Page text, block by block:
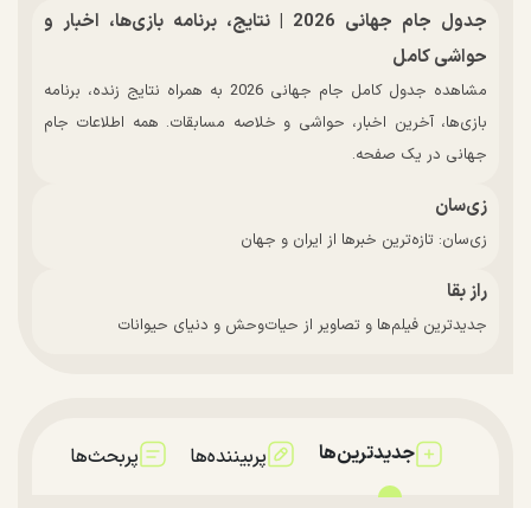
جدول جام جهانی 2026 | نتایج، برنامه بازی‌ها، اخبار و
حواشی کامل
مشاهده جدول کامل جام جهانی 2026 به همراه نتایج زنده، برنامه
بازی‌ها، آخرین اخبار، حواشی و خلاصه مسابقات. همه اطلاعات جام
جهانی در یک صفحه.
زی‌سان
زی‌سان: تازه‌ترین خبرها از ایران و جهان
راز بقا
جدیدترین فیلم‌ها و تصاویر از حیات‌وحش و دنیای حیوانات
جدیدترین‌ها پربیننده‌ها پربحث‌ها